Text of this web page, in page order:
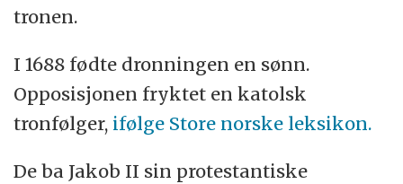
tronen.
I 1688 fødte dronningen en sønn.
Opposisjonen fryktet en katolsk
tronfølger, ifølge Store norske leksikon.
De ba Jakob II sin protestantiske